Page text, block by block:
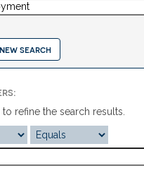
search
refine the search results.